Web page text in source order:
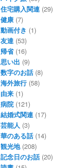
住宅購入関連 (29)
健康 (7)
動画付き (1)
友達 (53)
帰省(16)
思い出 (9)
数字のお話 (8)
海外旅行 (58)
由来 (1)
病院 (121)
結婚式関連 (17)
芸能人 (3)
華のある話 (14)
観光地(208)
記念日のお話 (20)